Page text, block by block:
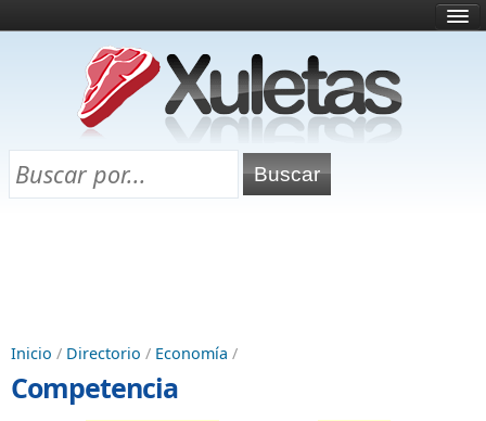
¿Qué es esto?
Directorio
Chuletas para exámenes
Inicio / Directorio / Economía /
Competencia